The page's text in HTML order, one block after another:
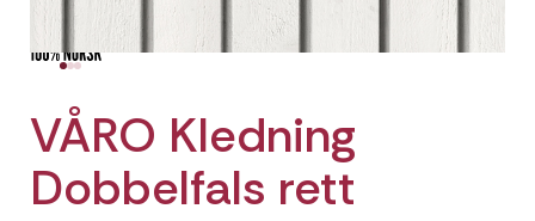
VÅRO Kledning
Dobbelfals rett